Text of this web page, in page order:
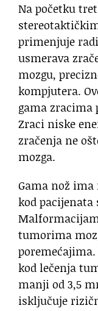
Na početku
primenjuje
usmerava
mozgu,
kompjutera.
gama zracima
Zraci niske
zračenja ne
mozga.
Gama nož
kod
tumorima
kod lečenja
manji od 3,5
isključuje